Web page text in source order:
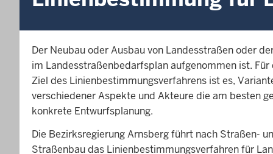
Der Neubau oder Ausbau von Landesstraßen oder
im Landesstraßenbedarfsplan aufgenommen ist.
Ziel des Linienbestimmungsverfahrens ist es,
verschiedener Aspekte und Akteure die am besten
konkrete Entwurfsplanung.
Die Bezirksregierung Arnsberg führt nach Straßen-
Straßenbau das Linienbestimmungsverfahren für